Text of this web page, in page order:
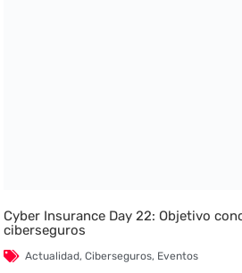
Cyber Insurance Day 22: Objetivo
ciberseguros
Actualidad,Ciberseguros, Eventos